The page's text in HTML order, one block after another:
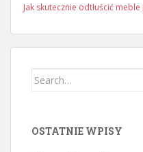
Jak skutecznie odtłuścić
Search
OSTATNIE WPISY